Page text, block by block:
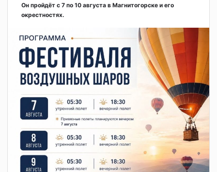
Он пройдёт с 7 по 10 августа в Магнитогорске и его
окрестностях.